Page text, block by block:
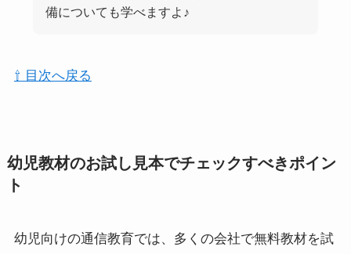
備についても学べますよ♪
⇧ 目次へ戻る
幼児教材のお試し見本でチェックすべきポイン
ト
幼児向けの通信教育では、多くの会社で無料教材を試